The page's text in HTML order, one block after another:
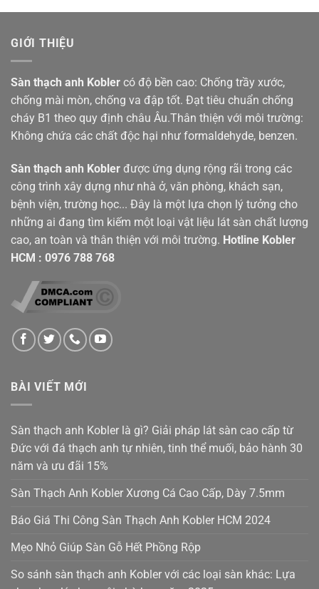
760,000₫.là:
760,000₫.là:
GIỚI THIỆU
Sàn thạch anh Kobler có độ bền cao: Chống trầy xước,
chống mài mòn, chống va đập tốt. Đạt tiêu chuẩn chống
cháy B1 theo quy định châu Âu.Thân thiện với môi trường:
Không chứa các chất độc hại như formaldehyde, benzen.
Sàn thạch anh Kobler được ứng dụng rộng rãi trong các
công trình xây dựng như nhà ở, văn phòng, khách sạn,
bệnh viện, trường học... Đây là một lựa chọn lý tưởng cho
những ai đang tìm kiếm một loại vật liệu lát sàn chất lượng
cao, an toàn và thân thiện với môi trường. Hotline Kobler
HCM : 0976 788 768
BÀI VIẾT MỚI
Sàn thạch anh Kobler là gì? Giải pháp lát sàn cao cấp từ
Đức với đá thạch anh tự nhiên, tinh thể muối, bảo hành 30
năm và ưu đãi 15%
Sàn Thạch Anh Kobler Xương Cá Cao Cấp, Dày 7.5mm
Báo Giá Thi Công Sàn Thạch Anh Kobler HCM 2024
Mẹo Nhỏ Giúp Sàn Gỗ Hết Phồng Rộp
So sánh sàn thạch anh Kobler với các loại sàn khác: Lựa